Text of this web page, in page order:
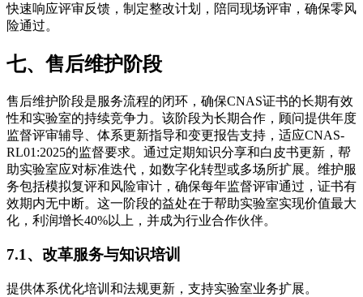
快速响应评审反馈，制定整改计划，陪同现场评审，确保零风
险通过。
七、售后维护阶段
售后维护阶段是服务流程的闭环，确保CNAS证书的长期有效
性和实验室的持续竞争力。该阶段为长期合作，顾问提供年度
监督评审辅导、体系更新指导和变更报告支持，适应CNAS-
RL01:2025的监督要求。通过定期知识分享和白皮书更新，帮
助实验室应对标准迭代，如数字化转型或多场所扩展。维护服
务包括模拟复评和风险审计，确保每年监督评审通过，证书有
效期内无中断。这一阶段的益处在于帮助实验室实现价值最大
化，利润增长40%以上，并成为行业合作伙伴。
7.1、改革服务与知识培训
提供体系优化培训和法规更新，支持实验室业务扩展。